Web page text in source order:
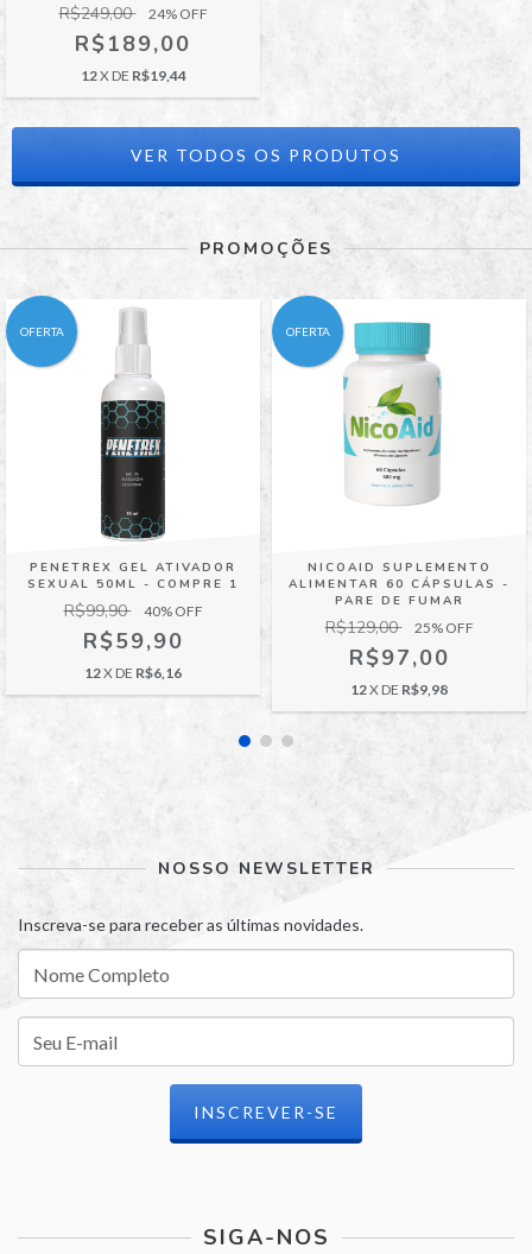
R$249,00 24% OFF
R$189,00
12X DE R$19,44
VER TODOS OS PRODUTOS
PROMOÇÕES
OFERTA
PENETREX GEL ATIVADOR
SEXUAL 50ML - COMPRE 1
R$99,90 40% OFF
R$59,90
12X DE R$6,16
OFERTA
NICOAID SUPLEMENTO
ALIMENTAR 60 CÁPSULAS -
PARE DE FUMAR
R$129,00 25% OFF
R$97,00
12X DE R$9,98
NOSSO NEWSLETTER
Inscreva-se para receber as últimas novidades.
SIGA-NOS